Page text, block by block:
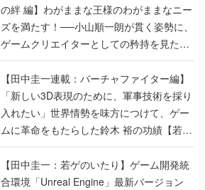
の絆 編】わがままな王様のわがままなニー
ズを満たす！──小山順一朗が貫く姿勢に、
ゲームクリエイターとしての矜持を見た
【若ゲのいたり最終回】
【田中圭一連載：バーチャファイター編】
「新しい3D表現のために、軍事技術を採り
入れたい」世界情勢を味方につけて、ゲー
ムに革命をもたらした鈴木 裕の功績【若ゲ
のいたり】
【田中圭一：若ゲのいたり】ゲーム開発統
合環境「Unreal Engine」最新バージョン